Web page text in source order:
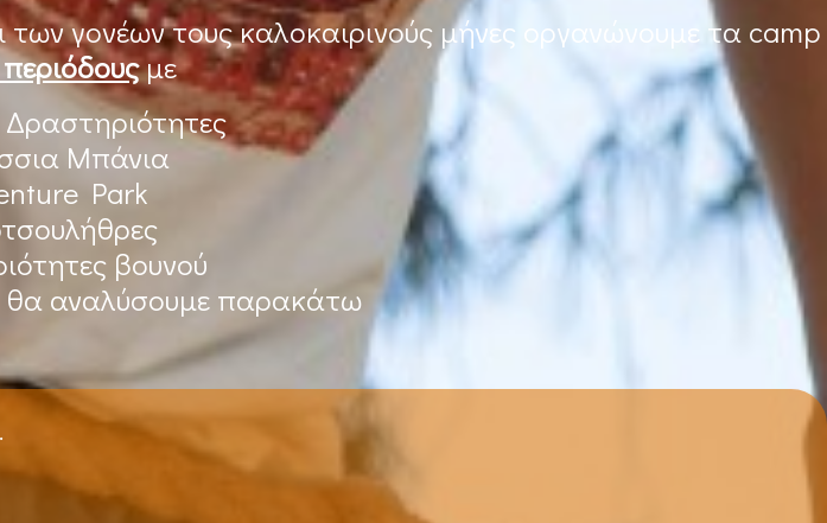
γονέων τους καλοκαιρινούς μήνες οργανώνουμε τα camp
με
Μπάνια
Park
βουνού
αναλύσουμε παρακάτω